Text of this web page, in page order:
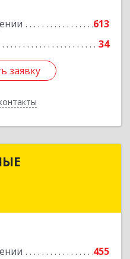
613
34
заявку
заявку
455
Подробнее